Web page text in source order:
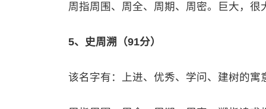
周指周围、周全、周期、周密。巨大，很
5、史周溯（91分）
该名字有：上进、优秀、学问、建树的寓